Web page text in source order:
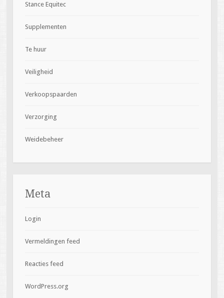
Stance Equitec
Supplementen
Te huur
Veiligheid
Verkoopspaarden
Verzorging
Weidebeheer
Meta
Login
Vermeldingen feed
Reacties feed
WordPress.org